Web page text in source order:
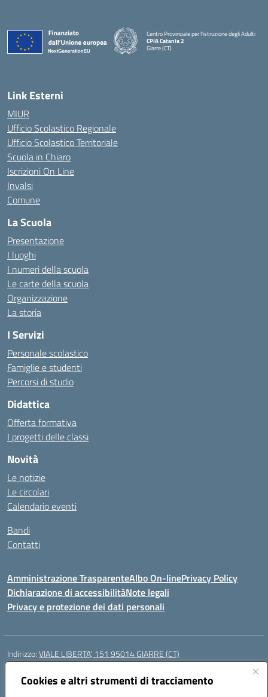
Cookies e altri strumenti di tracciamento
Centro Provinciale per l'istruzione degli Adulti
CPIA Catania 2
Giarre (CT)
Link Esterni
MIUR
Ufficio Scolastico Regionale
Ufficio Scolastico Territoriale
Scuola in Chiaro
Iscrizioni On Line
Invalsi
Comune
La Scuola
Presentazione
I luoghi
I numeri della scuola
Le carte della scuola
Organizzazione
La storia
I Servizi
Personale scolastico
Famiglie e studenti
Percorsi di studio
Didattica
Offerta formativa
I progetti delle classi
Novità
Le notizie
Le circolari
Calendario eventi
Bandi
Contatti
Amministrazione TrasparenteAlbo On-linePrivacy Policy
Dichiarazione di accessibilitàNote legali
Privacy e protezione dei dati personali
Indirizzo:VIALE LIBERTA’, 151 95014 GIARRE (CT)
Centralino:
Posta elettronica certificata (PEC):ctmm151004@pec.istruzione.it